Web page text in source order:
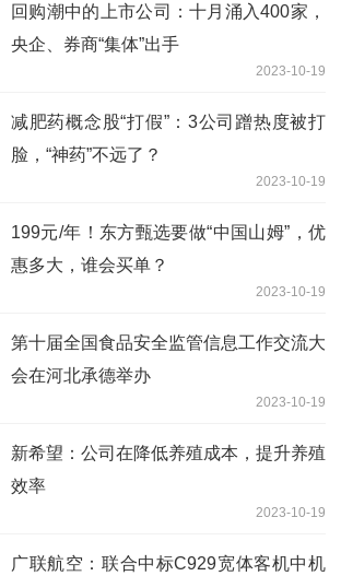
回购潮中的上市公司：十月涌入400家，
央企、券商“集体”出手
2023-10-19
减肥药概念股“打假”：3公司蹭热度被打
脸，“神药”不远了？
2023-10-19
199元/年！东方甄选要做“中国山姆”，优
惠多大，谁会买单？
2023-10-19
第十届全国食品安全监管信息工作交流大
会在河北承德举办
2023-10-19
新希望：公司在降低养殖成本，提升养殖
效率
2023-10-19
广联航空：联合中标C929宽体客机中机